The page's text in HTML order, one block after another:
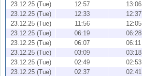
23.12.25 (Tue)
12:57 13:06
23.12.25 (Tue)
12:33 12:37
23.12.25 (Tue)
11:56 12:05
23.12.25 (Tue)
06:19 06:28
23.12.25 (Tue)
06:07 06:11
23.12.25 (Tue)
03:09 03:18
23.12.25 (Tue)
02:49 02:53
23.12.25 (Tue)
02:37 02:41